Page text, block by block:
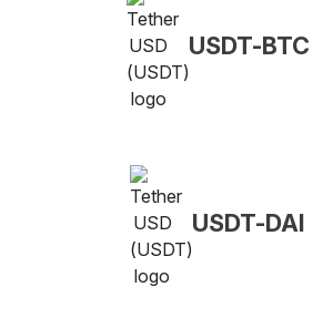
USDT-BTC
USDT-DAI